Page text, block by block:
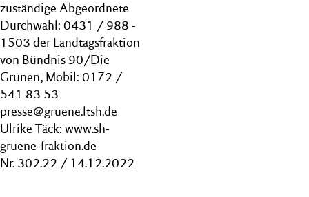
zuständige Abgeordnete
Durchwahl: 0431 / 988 -
1503 der Landtagsfraktion
von Bündnis 90/Die
Grünen, Mobil: 0172 /
541 83 53
presse@gruene.ltsh.de
Ulrike Täck: www.sh-
gruene-fraktion.de
Nr. 302.22 / 14.12.2022